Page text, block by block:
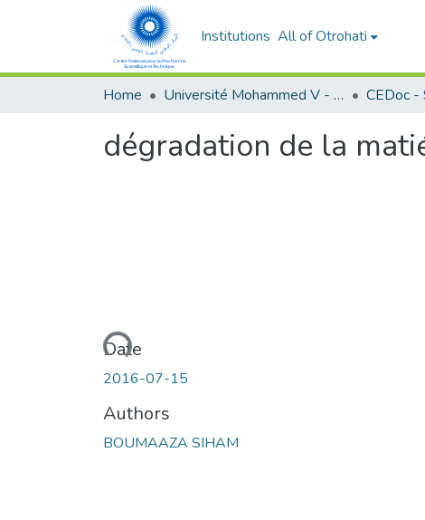
Institutions All of Otrohati
Home Université Mohammed V - Rabat
dégradation de la
Loading...
Date
2016-07-15
Authors
BOUMAAZA SIHAM